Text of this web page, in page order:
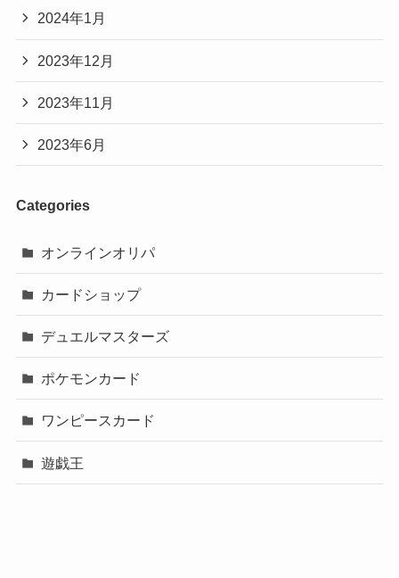
2024年1月
2023年12月
2023年11月
2023年6月
Categories
オンラインオリパ
カードショップ
デュエルマスターズ
ポケモンカード
ワンピースカード
遊戯王